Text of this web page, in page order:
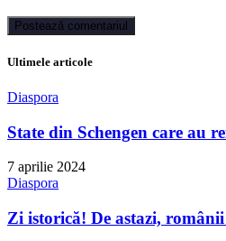
Ultimele articole
Diaspora
State din Schengen care au
7 aprilie 2024
Diaspora
Zi istorică! De astazi,